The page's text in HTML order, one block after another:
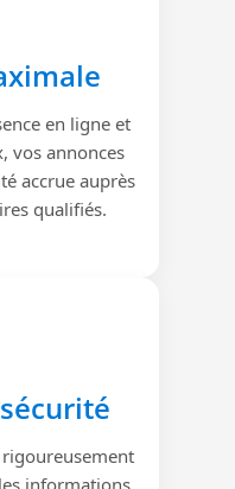
en ligne et
vos annonces
accrue auprès
qualifiés.
informations